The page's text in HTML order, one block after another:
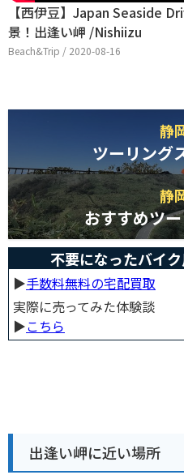
【西伊豆】Japan Seaside
景！出逢い岬 /Nishiizu
Beach&Trip / 2020-08-16
静
ツーリング
静
おすすめツ
不要になったバイ
▶︎手数料無料の宅配買取
実際に売ってみた体験談
▶︎こちら
出逢い岬に近い場所